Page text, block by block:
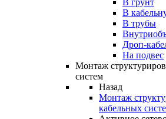
В грунт
В
В трубы
Дроп-
На подвес
Монтаж
систем
Назад
Монтаж
кабельных